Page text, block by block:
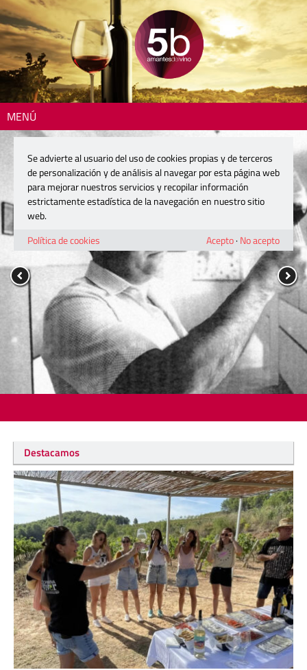
MENÚ
Destacamos
Se advierte al usuario del uso de cookies propias y de terceros
de personalización y de análisis al navegar por esta página web
para mejorar nuestros servicios y recopilar información
estrictamente estadística de la navegación en nuestro sitio
web.
Política de cookies
Acepto· No acepto